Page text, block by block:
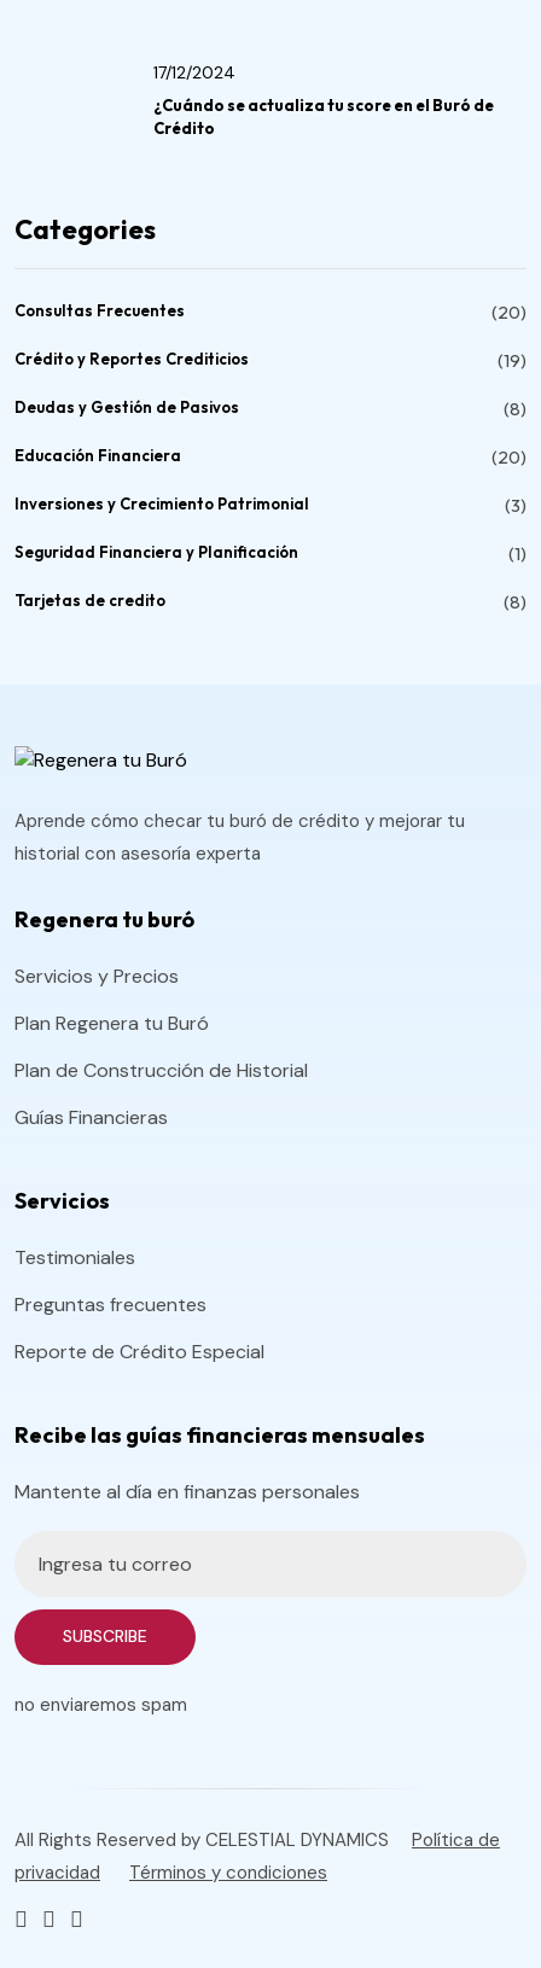
17/12/2024
¿Cuándo se actualiza tu score en el Buró de
Crédito
Categories
Consultas Frecuentes (20)
Crédito y Reportes Crediticios (19)
Deudas y Gestión de Pasivos (8)
Educación Financiera (20)
Inversiones y Crecimiento Patrimonial (3)
Seguridad Financiera y Planificación (1)
Tarjetas de credito (8)
Aprende cómo checar tu buró de crédito y mejorar tu
historial con asesoría experta
Regenera tu buró
Servicios y Precios
Plan Regenera tu Buró
Plan de Construcción de Historial
Guías Financieras
Servicios
Testimoniales
Preguntas frecuentes
Reporte de Crédito Especial
Recibe las guías financieras mensuales
Mantente al día en finanzas personales
SUBSCRIBE
no enviaremos spam
All Rights Reserved by CELESTIAL DYNAMICS
Política de
privacidad
Términos y condiciones